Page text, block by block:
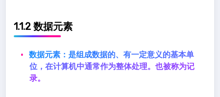
1.1.2 数据元素
数据元素：是组成数据的、有一定意义的基本单
位，在计算机中通常作为整体处理。也被称为记
录。